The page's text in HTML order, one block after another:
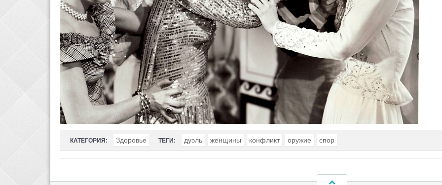
КАТЕГОРИЯ: Здоровье ТЕГИ: дуэль женщины конфликт оружие спор